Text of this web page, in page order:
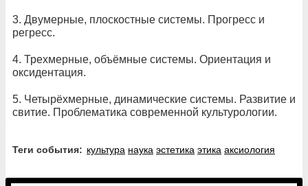
3. Двумерные, плоскостные системы. Прогресс и
регресс.
4. Трехмерные, объёмные системы. Ориентация и
оксидентация.
5. Четырёхмерные, динамические системы. Развитие и
свитие. Проблематика современной культурологии.
Теги события: культура наука эстетика этика аксиология